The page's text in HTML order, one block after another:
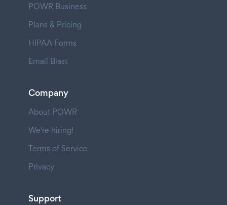
POWR Business
Plans & Pricing
HIPAA Forms
Email Blast
Company
About POWR
We're hiring!
Terms of Service
Privacy
Support